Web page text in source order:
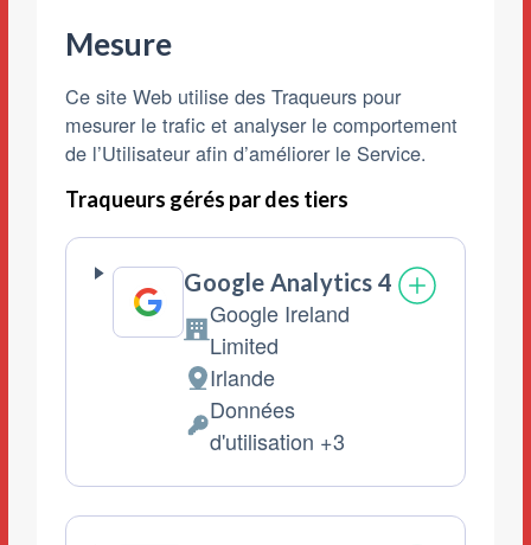
Mesure
Ce site Web utilise des Traqueurs pour
mesurer le trafic et analyser le comportement
de l’Utilisateur afin d’améliorer le Service.
Traqueurs gérés par des tiers
Google Analytics 4
Entreprise:
Google Ireland
Limited
Lieu
de
traitement
:
Irlande
Données
Données
d'utilisation +3